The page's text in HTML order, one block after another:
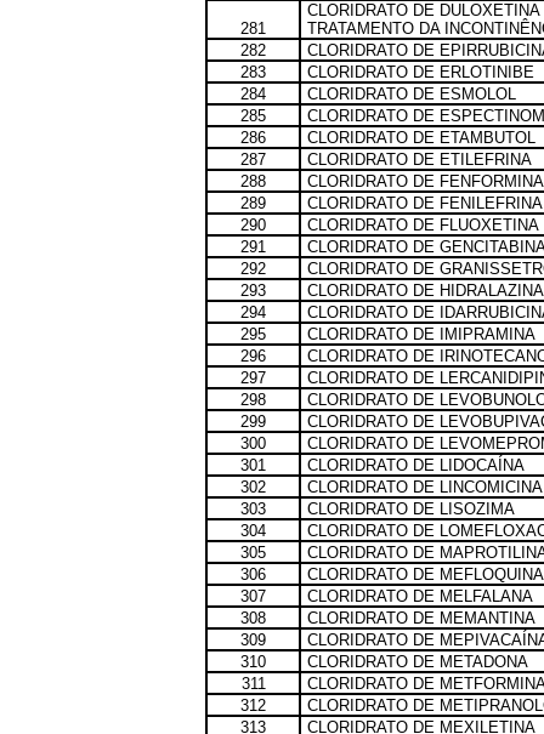
281
CLORIDRATO DE
TRATAMENTO DA
282
CLORIDRATO DE
283
CLORIDRATO DE ERLOTINIBE
284
CLORIDRATO DE ESMOLOL
285
CLORIDRATO DE
286
CLORIDRATO DE ETAMBUTOL
287
CLORIDRATO DE ETILEFRINA
288
CLORIDRATO DE FENFORMINA
289
CLORIDRATO DE FENILEFRINA
290
CLORIDRATO DE FLUOXETINA
291
CLORIDRATO DE
292
CLORIDRATO DE
293
CLORIDRATO DE HIDRALAZINA
294
CLORIDRATO DE
295
CLORIDRATO DE IMIPRAMINA
296
CLORIDRATO DE
297
CLORIDRATO DE
298
CLORIDRATO DE
299
CLORIDRATO DE
300
CLORIDRATO DE
301
CLORIDRATO DE LIDOCAÍNA
302
CLORIDRATO DE LINCOMICINA
303
CLORIDRATO DE LISOZIMA
304
CLORIDRATO DE
305
CLORIDRATO DE
306
CLORIDRATO DE MEFLOQUINA
307
CLORIDRATO DE MELFALANA
308
CLORIDRATO DE MEMANTINA
309
CLORIDRATO DE
310
CLORIDRATO DE METADONA
311
CLORIDRATO DE
312
CLORIDRATO DE
313
CLORIDRATO DE MEXILETINA